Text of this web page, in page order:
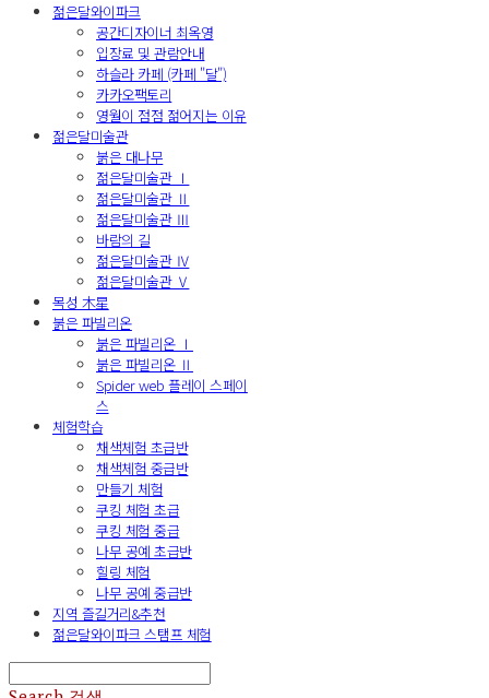
젊은달와이파크
공간디자이너 최옥영
입장료 및 관람안내
하슬라 카페 (카페 "달")
카카오팩토리
영월이 점점 젊어지는 이유
젊은달미술관
붉은 대나무
젊은달미술관 Ⅰ
젊은달미술관 Ⅱ
젊은달미술관 Ⅲ
바람의 길
젊은달미술관 Ⅳ
젊은달미술관 Ⅴ
목성 木星
붉은 파빌리온
붉은 파빌리온 Ⅰ
붉은 파빌리온 Ⅱ
Spider web 플레이 스페이
스
체험학습
채색체험 초급반
채색체험 중급반
만들기 체험
쿠킹 체험 초급
쿠킹 체험 중급
나무 공예 초급반
힐링 체험
나무 공예 중급반
지역 즐길거리&추천
젊은달와이파크 스탬프 체험